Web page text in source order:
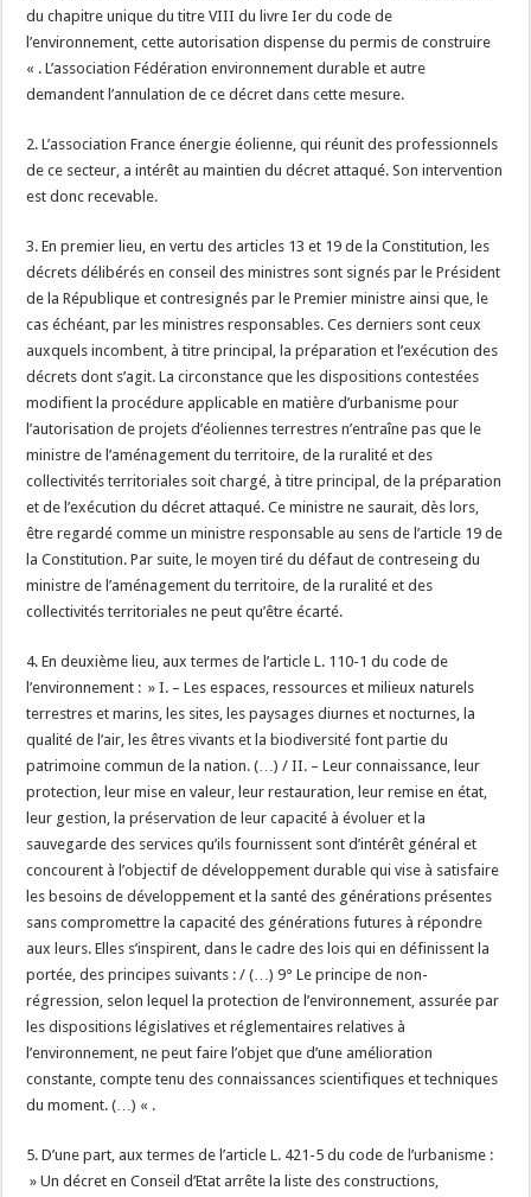
du chapitre unique du titre VIII du livre Ier du code de
l’environnement, cette autorisation dispense du permis de construire
« . L’association Fédération environnement durable et autre
demandent l’annulation de ce décret dans cette mesure.
2. L’association France énergie éolienne, qui réunit des professionnels
de ce secteur, a intérêt au maintien du décret attaqué. Son intervention
est donc recevable.
3. En premier lieu, en vertu des articles 13 et 19 de la Constitution, les
décrets délibérés en conseil des ministres sont signés par le Président
de la République et contresignés par le Premier ministre ainsi que, le
cas échéant, par les ministres responsables. Ces derniers sont ceux
auxquels incombent, à titre principal, la préparation et l’exécution des
décrets dont s’agit. La circonstance que les dispositions contestées
modifient la procédure applicable en matière d’urbanisme pour
l’autorisation de projets d’éoliennes terrestres n’entraîne pas que le
ministre de l’aménagement du territoire, de la ruralité et des
collectivités territoriales soit chargé, à titre principal, de la préparation
et de l’exécution du décret attaqué. Ce ministre ne saurait, dès lors,
être regardé comme un ministre responsable au sens de l’article 19 de
la Constitution. Par suite, le moyen tiré du défaut de contreseing du
ministre de l’aménagement du territoire, de la ruralité et des
collectivités territoriales ne peut qu’être écarté.
4. En deuxième lieu, aux termes de l’article L. 110-1 du code de
l’environnement : » I. – Les espaces, ressources et milieux naturels
terrestres et marins, les sites, les paysages diurnes et nocturnes, la
qualité de l’air, les êtres vivants et la biodiversité font partie du
patrimoine commun de la nation. (…) / II. – Leur connaissance, leur
protection, leur mise en valeur, leur restauration, leur remise en état,
leur gestion, la préservation de leur capacité à évoluer et la
sauvegarde des services qu’ils fournissent sont d’intérêt général et
concourent à l’objectif de développement durable qui vise à satisfaire
les besoins de développement et la santé des générations présentes
sans compromettre la capacité des générations futures à répondre
aux leurs. Elles s’inspirent, dans le cadre des lois qui en définissent la
portée, des principes suivants : / (…) 9° Le principe de non-
régression, selon lequel la protection de l’environnement, assurée par
les dispositions législatives et réglementaires relatives à
l’environnement, ne peut faire l’objet que d’une amélioration
constante, compte tenu des connaissances scientifiques et techniques
du moment. (…) « .
5. D’une part, aux termes de l’article L. 421-5 du code de l’urbanisme :
» Un décret en Conseil d’Etat arrête la liste des constructions,